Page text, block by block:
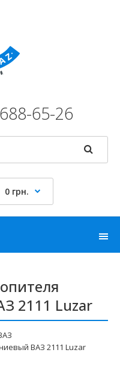
65-26
0 грн.
2111 Luzar
ВАЗ 2111 Luzar